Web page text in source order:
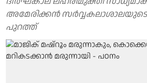
അമേരിക്കൻ സർവ്വകലാശാലയുടെ
പുറത്ത്